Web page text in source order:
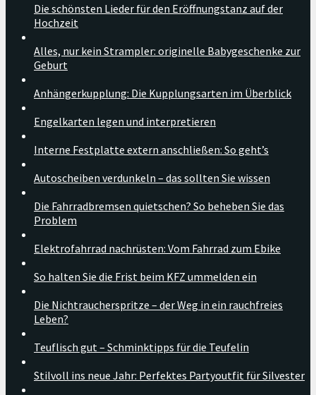
Die schönsten Lieder für den Eröffnungstanz auf der
Hochzeit
Alles, nur kein Strampler: originelle Babygeschenke zur
Geburt
Anhängerkupplung: Die Kupplungsarten im Überblick
Engelkarten legen und interpretieren
Interne Festplatte extern anschließen: So geht’s
Autoscheiben verdunkeln – das sollten Sie wissen
Die Fahrradbremsen quietschen? So beheben Sie das
Problem
Elektrofahrrad nachrüsten: Vom Fahrrad zum Ebike
So halten Sie die Frist beim KFZ ummelden ein
Die Nichtraucherspritze – der Weg in ein rauchfreies
Leben?
Teuflisch gut – Schminktipps für die Teufelin
Stilvoll ins neue Jahr: Perfektes Partyoutfit für Silvester